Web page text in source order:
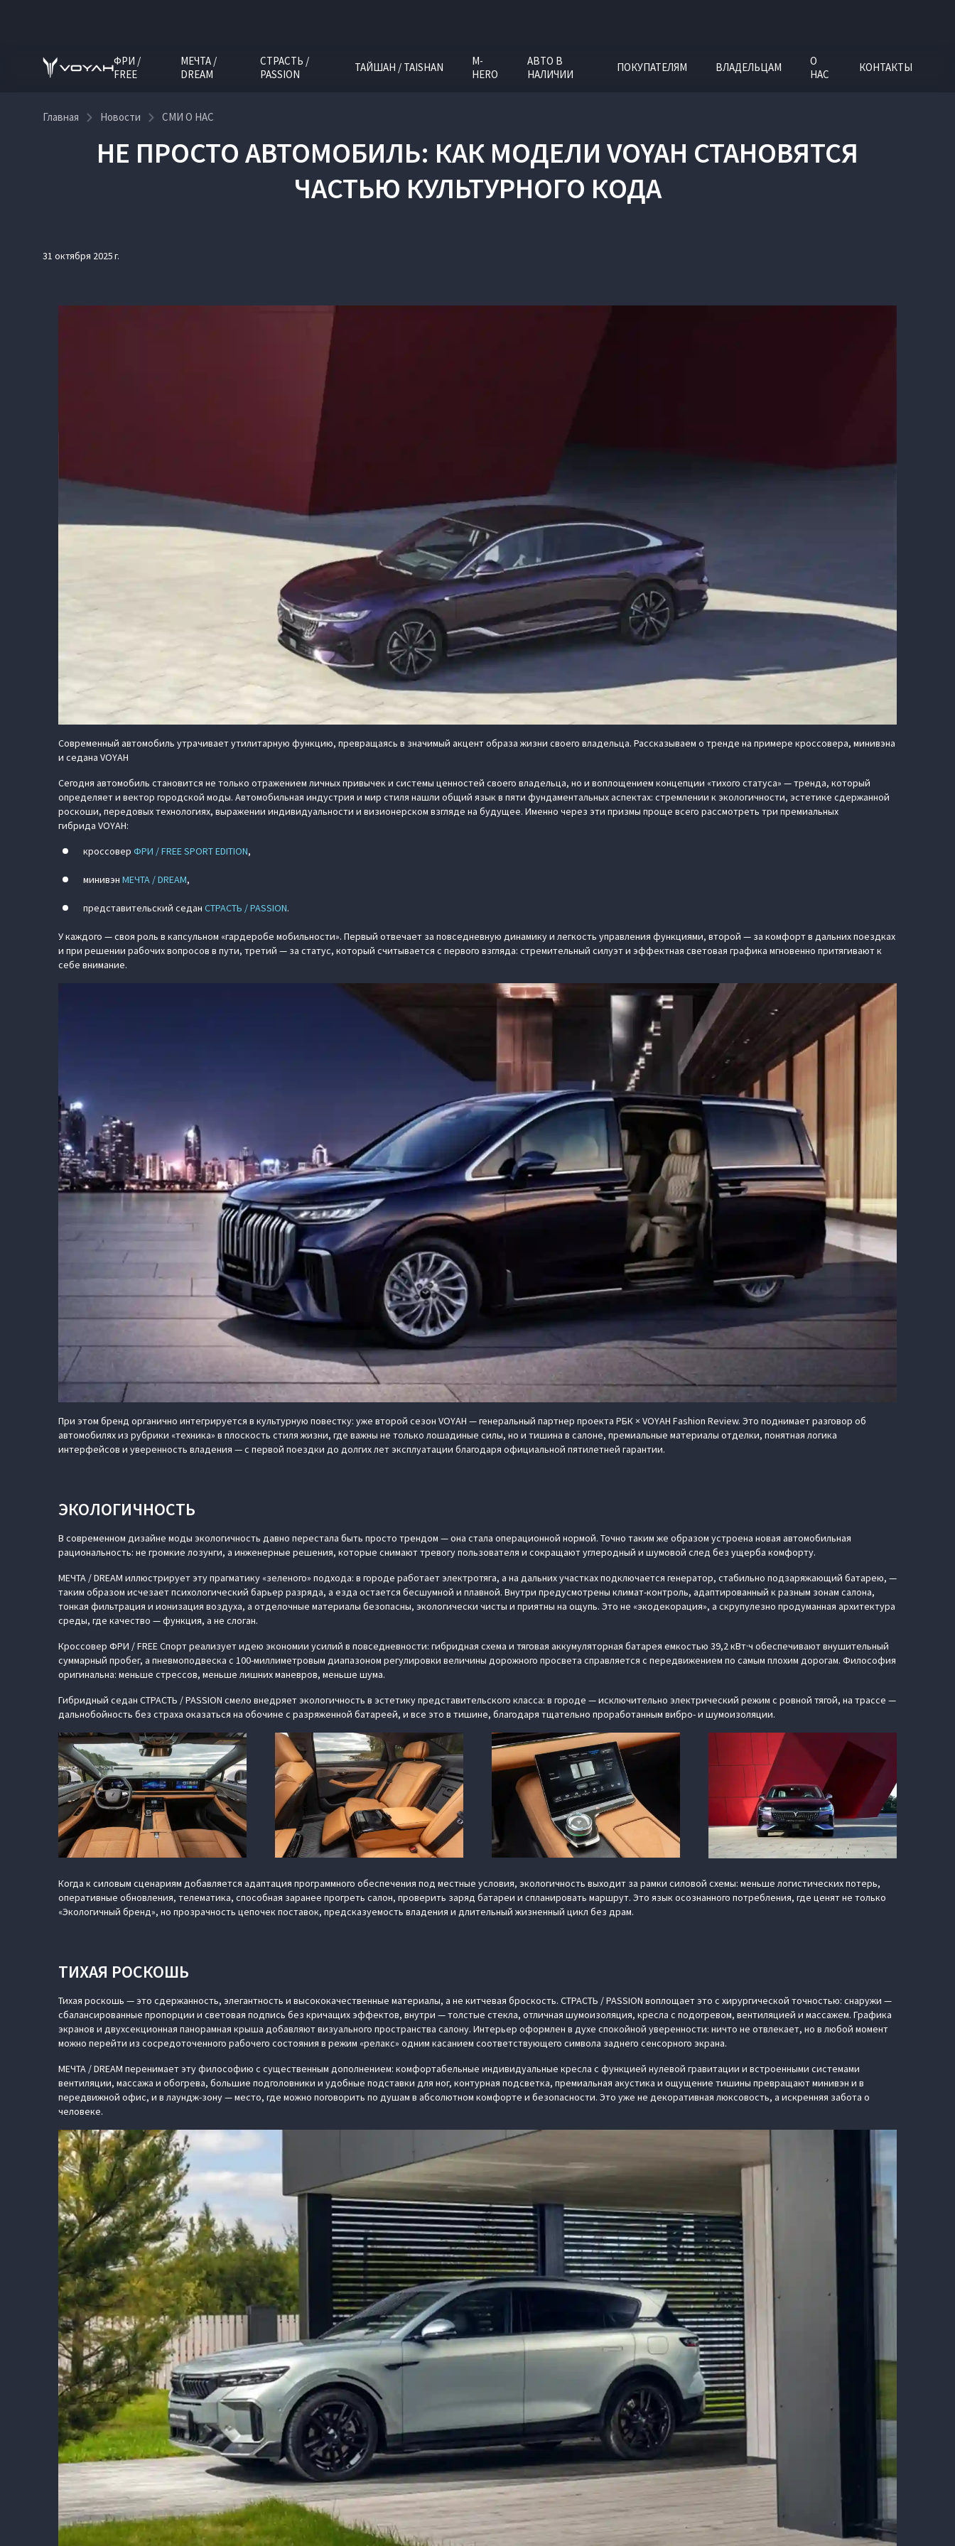
ФРИ /
FREE
МЕЧТА /
DREAM
СТРАСТЬ /
PASSION
ТАЙШАН / TAISHAN
M-
HERO
АВТО В
НАЛИЧИИ
ПОКУПАТЕЛЯМ ВЛАДЕЛЬЦАМ
О
НАС
КОНТАКТЫ
Главная Новости СМИ О НАС
НЕ ПРОСТО АВТОМОБИЛЬ: КАК МОДЕЛИ VOYAH СТАНОВЯТСЯ
ЧАСТЬЮ КУЛЬТУРНОГО КОДА
31 октября 2025 г.
Современный автомобиль утрачивает утилитарную функцию, превращаясь в значимый акцент образа жизни своего владельца. Рассказываем о тренде на примере кроссовера, минивэна
и седана VOYAH
Сегодня автомобиль становится не только отражением личных привычек и системы ценностей своего владельца, но и воплощением концепции «тихого статуса» — тренда, который
определяет и вектор городской моды. Автомобильная индустрия и мир стиля нашли общий язык в пяти фундаментальных аспектах: стремлении к экологичности, эстетике сдержанной
роскоши, передовых технологиях, выражении индивидуальности и визионерском взгляде на будущее. Именно через эти призмы проще всего рассмотреть три премиальных
гибрида VOYAH:
кроссовер ФРИ / FREE SPORT EDITION,
минивэн МЕЧТА / DREAM,
представительский седан СТРАСТЬ / PASSION.
У каждого — своя роль в капсульном «гардеробе мобильности». Первый отвечает за повседневную динамику и легкость управления функциями, второй — за комфорт в дальних поездках
и при решении рабочих вопросов в пути, третий — за статус, который считывается с первого взгляда: стремительный силуэт и эффектная световая графика мгновенно притягивают к
себе внимание.
При этом бренд органично интегрируется в культурную повестку: уже второй сезон VOYAH — генеральный партнер проекта РБК × VOYAH Fashion Review. Это поднимает разговор об
автомобилях из рубрики «техника» в плоскость стиля жизни, где важны не только лошадиные силы, но и тишина в салоне, премиальные материалы отделки, понятная логика
интерфейсов и уверенность владения — с первой поездки до долгих лет эксплуатации благодаря официальной пятилетней гарантии.
ЭКОЛОГИЧНОСТЬ
В современном дизайне моды экологичность давно перестала быть просто трендом — она стала операционной нормой. Точно таким же образом устроена новая автомобильная
рациональность: не громкие лозунги, а инженерные решения, которые снимают тревогу пользователя и сокращают углеродный и шумовой след без ущерба комфорту.
МЕЧТА / DREAM иллюстрирует эту прагматику «зеленого» подхода: в городе работает электротяга, а на дальних участках подключается генератор, стабильно подзаряжающий батарею, —
таким образом исчезает психологический барьер разряда, а езда остается бесшумной и плавной. Внутри предусмотрены климат-контроль, адаптированный к разным зонам салона,
тонкая фильтрация и ионизация воздуха, а отделочные материалы безопасны, экологически чисты и приятны на ощупь. Это не «экодекорация», а скрупулезно продуманная архитектура
среды, где качество — функция, а не слоган.
Кроссовер ФРИ / FREE Спорт реализует идею экономии усилий в повседневности: гибридная схема и тяговая аккумуляторная батарея емкостью 39,2 кВт·ч обеспечивают внушительный
суммарный пробег, а пневмоподвеска с 100-миллиметровым диапазоном регулировки величины дорожного просвета справляется с передвижением по самым плохим дорогам. Философия
оригинальна: меньше стрессов, меньше лишних маневров, меньше шума.
Гибридный седан СТРАСТЬ / PASSION смело внедряет экологичность в эстетику представительского класса: в городе — исключительно электрический режим с ровной тягой, на трассе —
дальнобойность без страха оказаться на обочине с разряженной батареей, и все это в тишине, благодаря тщательно проработанным вибро- и шумоизоляции.
Когда к силовым сценариям добавляется адаптация программного обеспечения под местные условия, экологичность выходит за рамки силовой схемы: меньше логистических потерь,
оперативные обновления, телематика, способная заранее прогреть салон, проверить заряд батареи и спланировать маршрут. Это язык осознанного потребления, где ценят не только
«Экологичный бренд», но прозрачность цепочек поставок, предсказуемость владения и длительный жизненный цикл без драм.
ТИХАЯ РОСКОШЬ
Тихая роскошь — это сдержанность, элегантность и высококачественные материалы, а не китчевая броскость. СТРАСТЬ / PASSION воплощает это с хирургической точностью: снаружи —
сбалансированные пропорции и световая подпись без кричащих эффектов, внутри — толстые стекла, отличная шумоизоляция, кресла с подогревом, вентиляцией и массажем. Графика
экранов и двухсекционная панорамная крыша добавляют визуального пространства салону. Интерьер оформлен в духе спокойной уверенности: ничто не отвлекает, но в любой момент
можно перейти из сосредоточенного рабочего состояния в режим «релакс» одним касанием соответствующего символа заднего сенсорного экрана.
МЕЧТА / DREAM перенимает эту философию с существенным дополнением: комфортабельные индивидуальные кресла с функцией нулевой гравитации и встроенными системами
вентиляции, массажа и обогрева, большие подголовники и удобные подставки для ног, контурная подсветка, премиальная акустика и ощущение тишины превращают минивэн и в
передвижной офис, и в лаундж-зону — место, где можно поговорить по душам в абсолютном комфорте и безопасности. Это уже не декоративная люксовость, а искренняя забота о
человеке.